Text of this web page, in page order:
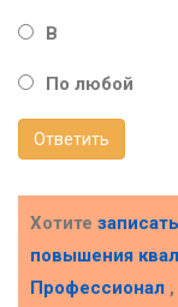
В
По любой
Ответить
Хотите
повышения
Профессионал